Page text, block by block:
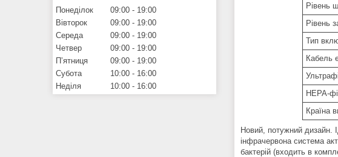
Рівень
Рівень
Тип
Кабель
HEPA-
Країна
Новий, потужний дизайн.
інфрачервона система
бактерій (входить в
Понеділок 09:00
19:00
Вівторок
09:00
19:00
Середа
09:00
19:00
Четвер
09:00
19:00
Пʼятниця
09:00
19:00
Субота
10:00
16:00
Неділя
10:00 16:00